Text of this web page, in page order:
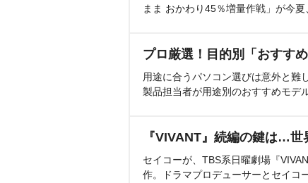
まま おかわり45％増量作戦」が今
プロ厳選！目的別「おすす
用途に合うパソコン選びは意外と難
製品担当者が用途別のおすすめモデ
『VIVANT』続編の鍵は…
セイコーが、TBS系日曜劇場『
作。ドラマプロデューサーとセイコ